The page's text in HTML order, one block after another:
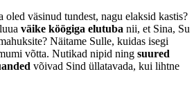
väsinud tundest, nagu elaksid kastis?
väike köögiga elutuba nii, et Sina, Su
Näitame Sulle, kuidas isegi
võtta. Nutikad nipid ning suured
võivad Sind üllatavada, kui lihtne